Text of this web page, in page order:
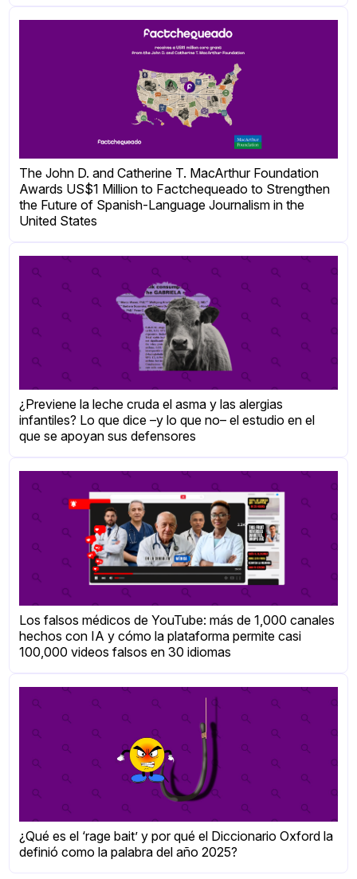
The John D. and Catherine T. MacArthur Foundation
Awards US$1 Million to Factchequeado to Strengthen
the Future of Spanish-Language Journalism in the
United States
¿Previene la leche cruda el asma y las alergias
infantiles? Lo que dice –y lo que no– el estudio en el
que se apoyan sus defensores
Los falsos médicos de YouTube: más de 1,000 canales
hechos con IA y cómo la plataforma permite casi
100,000 videos falsos en 30 idiomas
¿Qué es el ‘rage bait’ y por qué el Diccionario Oxford la
definió como la palabra del año 2025?